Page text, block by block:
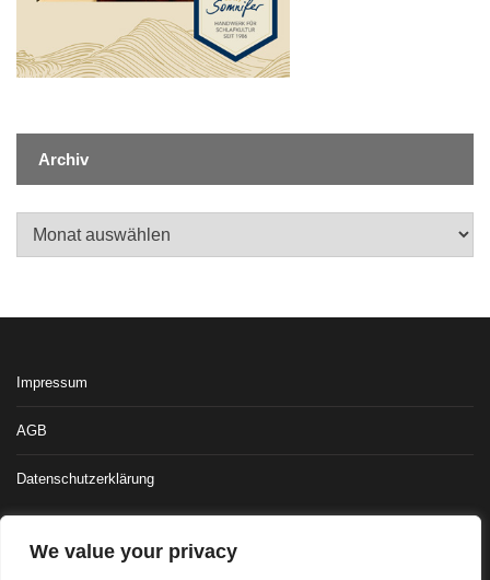
We value your privacy
Archiv
Impressum
AGB
Datenschutzerklärung